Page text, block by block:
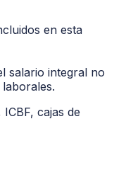
en esta
salario integral no
cajas de